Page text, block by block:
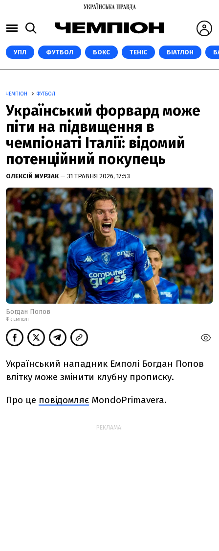
УПЛ ФУТБОЛ БОКС ТЕНІС БІАТЛОН
ЧЕМПІОН ФУТБОЛ
Український форвард може
піти на підвищення в
чемпіонаті Італії: відомий
потенційний покупець
ОЛЕКСІЙ МУРЗАК — 31 ТРАВНЯ 2026, 17:53
Богдан Попов
ФК ЕМПОЛІ
Український нападник Емполі Богдан Попов
влітку може змінити клубну прописку.
Про це повідомляє MondoPrimavera.
РЕКЛАМА: